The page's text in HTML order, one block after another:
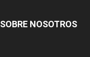
SOBRE NOSOTROS